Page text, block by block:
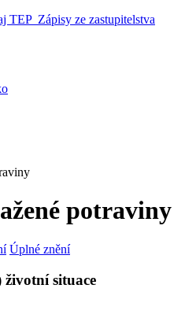
TEP Zápisy ze zastupitelstva
potraviny
Úplné znění
životní situace